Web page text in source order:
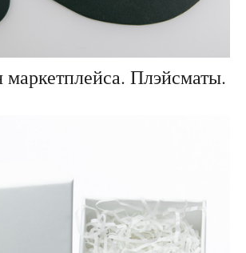
маркетплейса. Плэйсматы.